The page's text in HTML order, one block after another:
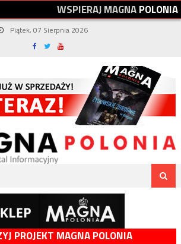
WSPIERAJMAGNAPOLONIA
Piątek, 07 Sierpnia 2026
PROJEKT MAGNA POLONIA